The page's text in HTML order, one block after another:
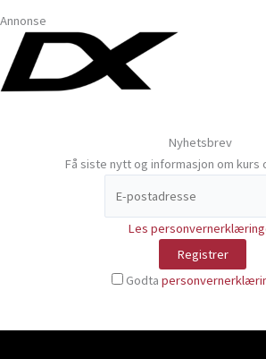
Annonse
Nyhetsbrev
Få siste nytt og informasjon om
Les
Godta